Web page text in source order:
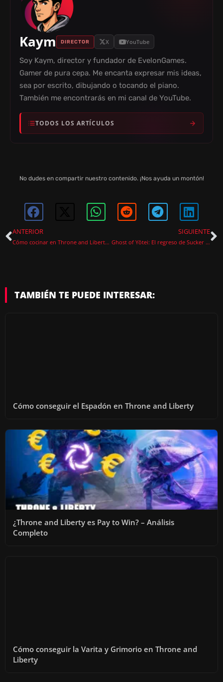
Kaym DIRECTOR X YouTube
Soy Kaym, director y fundador de EvelonGames.
Gamer de pura cepa. Me encanta expresar mis ideas,
sea por escrito, dibujando o tocando el piano.
También me encontrarás en mi canal de YouTube.
TODOS LOS ARTÍCULOS
No dudes en compartir nuestro contenido. ¡Nos ayuda un montón!
ANTERIOR
Cómo cocinar en Throne and Liberty: Guía de cocina
SIGUIENTE
Ghost of Yōtei: El regreso de Sucker Punch en 2025
TAMBIÉN TE PUEDE INTERESAR:
Cómo conseguir el Espadón en Throne and Liberty
¿Throne and Liberty es Pay to Win? – Análisis
Completo
Cómo conseguir la Varita y Grimorio en Throne and
Liberty